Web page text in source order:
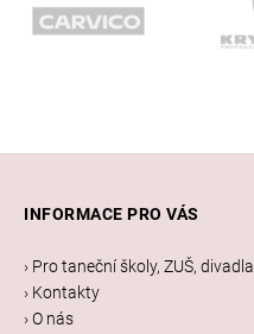
INFORMACE PRO VÁS
› Pro taneční školy, ZUŠ, divadla
› Kontakty
› O nás